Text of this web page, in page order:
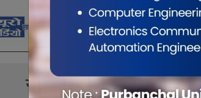
यो खबर पढेर तपाईलाई